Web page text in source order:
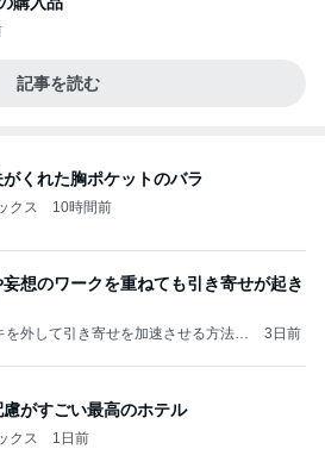
記事を読む
くれた胸ポケットのバラ
クス 10時間前
妄想のワークを重ねても引き寄せが起き
を外して引き寄せを加速させる方法：
3日前
がすごい最高のホテル
クス 1日前